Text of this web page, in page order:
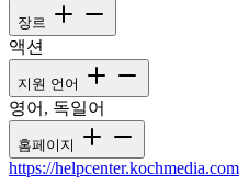
장르
액션
지원 언어
영어, 독일어
홈페이지
https://helpcenter.kochmedia.com